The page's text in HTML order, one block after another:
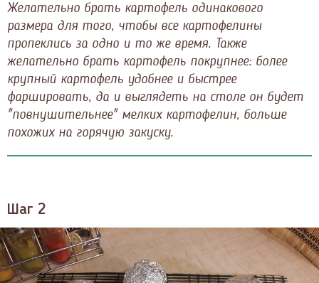
Желательно брать картофель одинакового
размера для того, чтобы все картофелины
пропеклись за одно и то же время. Также
желательно брать картофель покрупнее: более
крупный картофель удобнее и быстрее
фаршировать, да и выглядеть на столе он будет
"повнушительнее" мелких картофелин, больше
похожих на горячую закуску.
Шаг 2